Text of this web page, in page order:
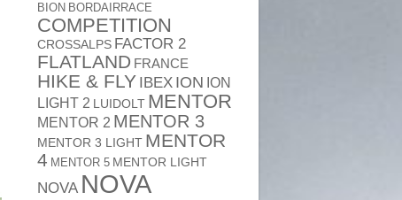
BION BORDAIRRACE
COMPETITION
CROSSALPS FACTOR 2
FLATLAND FRANCE
HIKE & FLY IBEX ION ION
LIGHT 2 LUIDOLT MENTOR
MENTOR 2 MENTOR 3
MENTOR 3 LIGHT MENTOR
4 MENTOR 5 MENTOR LIGHT
NOVA NOVA